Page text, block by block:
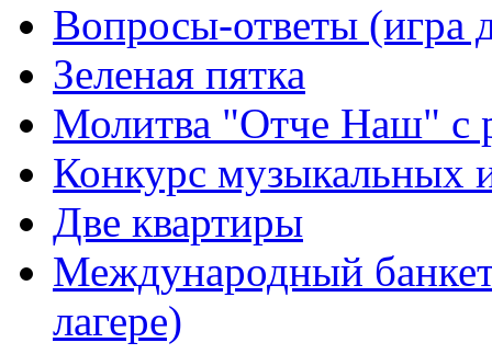
Вопросы-ответы (игра
Зеленая пятка
Молитва "Отче Наш" с
Конкурс музыкальных
Две квартиры
Международный
лагере)